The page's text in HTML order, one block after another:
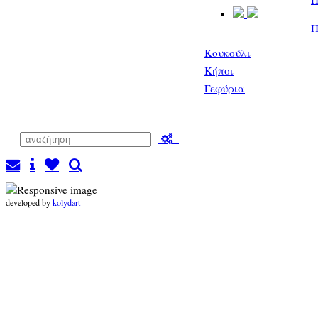
Κουκούλι
Κήποι
Γεφύρια
developed bykolydart